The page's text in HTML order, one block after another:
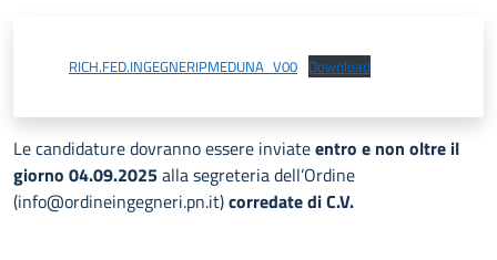
RICH.FED.INGEGNERIPMEDUNA_V00 Download
Le candidature dovranno essere inviateentro e non oltre il
giorno 04.09.2025alla segreteria dell’Ordine
(info@ordineingegneri.pn.it)corredate di C.V.